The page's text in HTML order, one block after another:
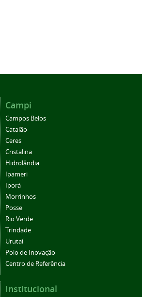
Campi
Campos Belos
Catalão
Ceres
Cristalina
Hidrolândia
Ipameri
Iporá
Morrinhos
Posse
Rio Verde
Trindade
Urutaí
Polo de Inovação
Centro de Referência
Institucional